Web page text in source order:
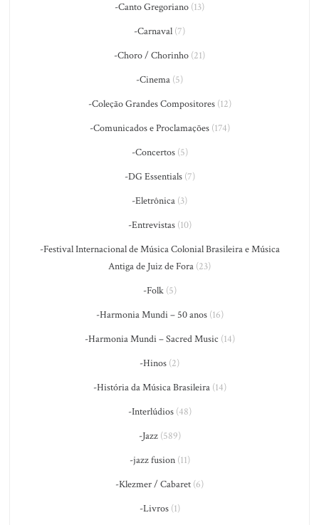
-Canto Gregoriano (13)
-Carnaval (7)
-Choro / Chorinho (21)
-Cinema (5)
-Coleção Grandes Compositores(12)
-Comunicados e Proclamações(174)
-Concertos(5)
-DG Essentials(7)
-Eletrônica (3)
-Entrevistas(10)
-Festival Internacional de Música Colonial Brasileira e Música
Antiga de Juiz de Fora (23)
-Folk(5)
-Harmonia Mundi – 50 anos(16)
-Harmonia Mundi – Sacred Music (14)
-Hinos (2)
-História da Música Brasileira(14)
-Interlúdios(48)
-Jazz(589)
-jazz fusion(11)
-Klezmer / Cabaret (6)
-Livros(1)